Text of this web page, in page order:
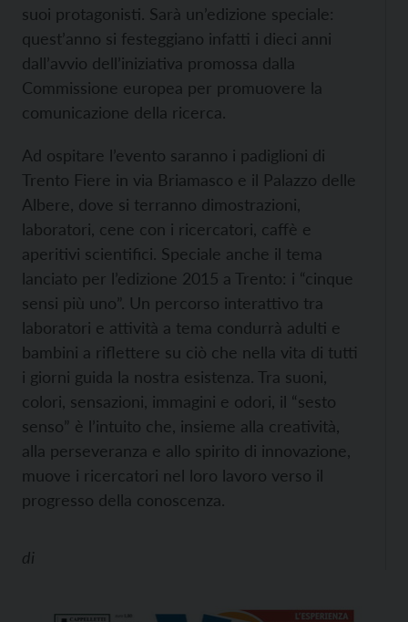
suoi protagonisti. Sarà un’edizione speciale:
quest’anno si festeggiano infatti i dieci anni
dall’avvio dell’iniziativa promossa dalla
Commissione europea per promuovere la
comunicazione della ricerca.
Ad ospitare l’evento saranno i padiglioni di
Trento Fiere in via Briamasco e il Palazzo delle
Albere, dove si terranno dimostrazioni,
laboratori, cene con i ricercatori, caffè e
aperitivi scientifici. Speciale anche il tema
lanciato per l’edizione 2015 a Trento: i “cinque
sensi più uno”. Un percorso interattivo tra
laboratori e attività a tema condurrà adulti e
bambini a riflettere su ciò che nella vita di tutti
i giorni guida la nostra esistenza. Tra suoni,
colori, sensazioni, immagini e odori, il “sesto
senso” è l’intuito che, insieme alla creatività,
alla perseveranza e allo spirito di innovazione,
muove i ricercatori nel loro lavoro verso il
progresso della conoscenza.
di